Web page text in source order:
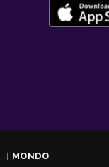
MONDO